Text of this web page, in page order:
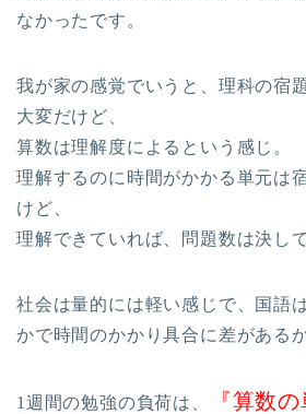
なかったです。
我が家の感覚でいうと、理科の宿
大変だけど、
算数は理解度によるという感じ。
理解するのに時間がかかる単元は
けど、
理解できていれば、問題数は決し
社会は量的には軽い感じで、国語
かで時間のかかり具合に差があるか
1週間の勉強の負荷は、
『算数